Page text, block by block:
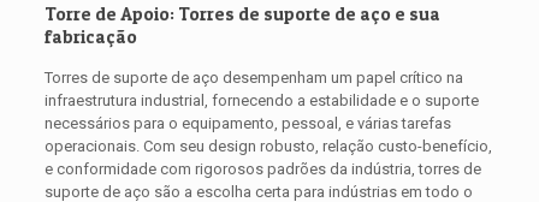
Torre de Apoio: Torres de suporte de aço e sua
fabricação
Torres de suporte de aço desempenham um papel crítico na
infraestrutura industrial, fornecendo a estabilidade e o suporte
necessários para o equipamento, pessoal, e várias tarefas
operacionais. Com seu design robusto, relação custo-benefício,
e conformidade com rigorosos padrões da indústria, torres de
suporte de aço são a escolha certa para indústrias em todo o